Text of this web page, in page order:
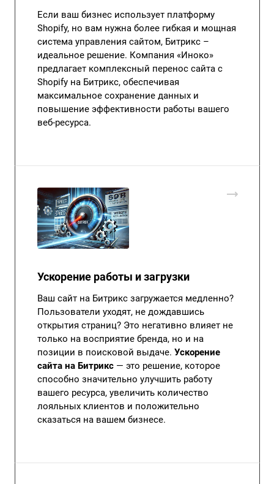
Если ваш бизнес использует платформу
Shopify, но вам нужна более гибкая и мощная
система управления сайтом, Битрикс –
идеальное решение. Компания «Иноко»
предлагает комплексный перенос сайта с
Shopify на Битрикс, обеспечивая
максимальное сохранение данных и
повышение эффективности работы вашего
веб-ресурса.
Ускорение работы и загрузки
Ваш сайт на Битрикс загружается медленно?
Пользователи уходят, не дождавшись
открытия страниц? Это негативно влияет не
только на восприятие бренда, но и на
позиции в поисковой выдаче. Ускорение
сайта на Битрикс — это решение, которое
способно значительно улучшить работу
вашего ресурса, увеличить количество
лояльных клиентов и положительно
сказаться на вашем бизнесе.